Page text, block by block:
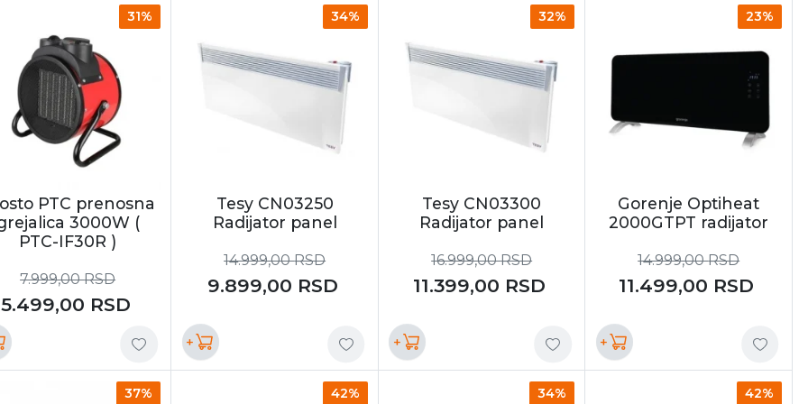
31%
PTC prenosna
3000W (
PTC-IF30R )
5.499,00 RSD
7.999,00RSD
34%
Tesy CN03250
Radijator panel
9.899,00 RSD
14.999,00RSD
+
32%
Tesy CN03300
Radijator panel
11.399,00 RSD
16.999,00RSD
+
23%
Gorenje Optiheat
2000GTPT radijator
11.499,00 RSD
14.999,00RSD
+
37% 42% 34% 42%